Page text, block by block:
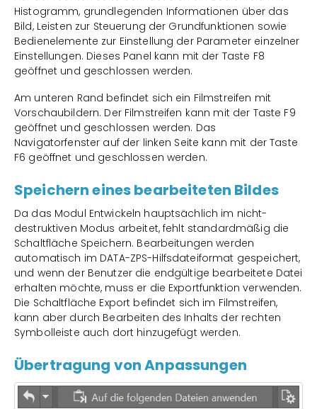
Histogramm, grundlegenden Informationen über das
Bild, Leisten zur Steuerung der Grundfunktionen sowie
Bedienelemente zur Einstellung der Parameter einzelner
Einstellungen. Dieses Panel kann mit der Taste F8
geöffnet und geschlossen werden.
Am unteren Rand befindet sich ein Filmstreifen mit
Vorschaubildern. Der Filmstreifen kann mit der Taste F9
geöffnet und geschlossen werden. Das
Navigatorfenster auf der linken Seite kann mit der Taste
F6 geöffnet und geschlossen werden.
Speichern eines bearbeiteten Bildes
Da das Modul Entwickeln hauptsächlich im nicht-
destruktiven Modus arbeitet, fehlt standardmäßig die
Schaltfläche Speichern. Bearbeitungen werden
automatisch im DATA-ZPS-Hilfsdateiformat gespeichert,
und wenn der Benutzer die endgültige bearbeitete Datei
erhalten möchte, muss er die Exportfunktion verwenden.
Die Schaltfläche Export befindet sich im Filmstreifen,
kann aber durch Bearbeiten des Inhalts der rechten
Symbolleiste auch dort hinzugefügt werden.
Übertragung von Anpassungen